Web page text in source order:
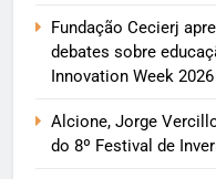
Fundação Cecierj
debates sobre
Innovation Week 2026
Alcione, Jorge
do 8º Festival de